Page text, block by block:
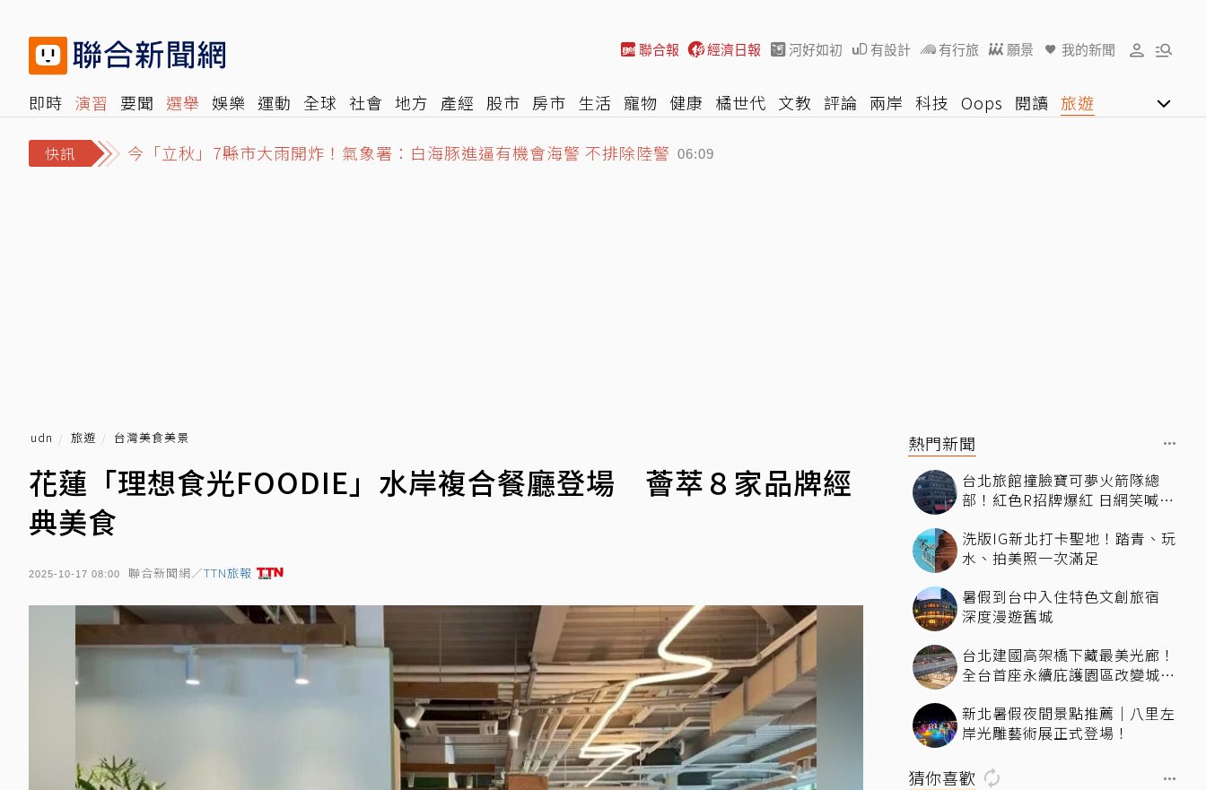
聯合報 經濟日報 河好如初 有設計 有行旅 願景 我的新聞
即時 演習 要聞 選舉 娛樂 運動 全球 社會 地方 產經 股市 房市 生活 寵物 健康 橘世代 文教 評論 兩岸 科技 Oops 閱讀 旅遊
快訊
今「立秋」7縣市大雨開炸！氣象署：白海豚進逼有機會海警 不排除陸警
誆騙慈濟10億元！女律師勾結講經師吸金⋯豪宅藏黃金鮑魚 要信徒喝精油 05:35
udn 旅遊 台灣美食美景
花蓮「理想食光FOODIE」水岸複合餐廳登場 薈萃８家品牌經
典美食
2025-10-17 08:00 聯合新聞網／TTN旅報
熱門新聞
台北旅館撞臉寶可夢火箭隊總
部！紅色R招牌爆紅 日網笑喊：
洗版IG新北打卡聖地！踏青、玩
水、拍美照一次滿足
暑假到台中入住特色文創旅宿
深度漫遊舊城
台北建國高架橋下藏最美光廊！
全台首座永續庇護園區改變城市
新北暑假夜間景點推薦｜八里左
岸光雕藝術展正式登場！
猜你喜歡